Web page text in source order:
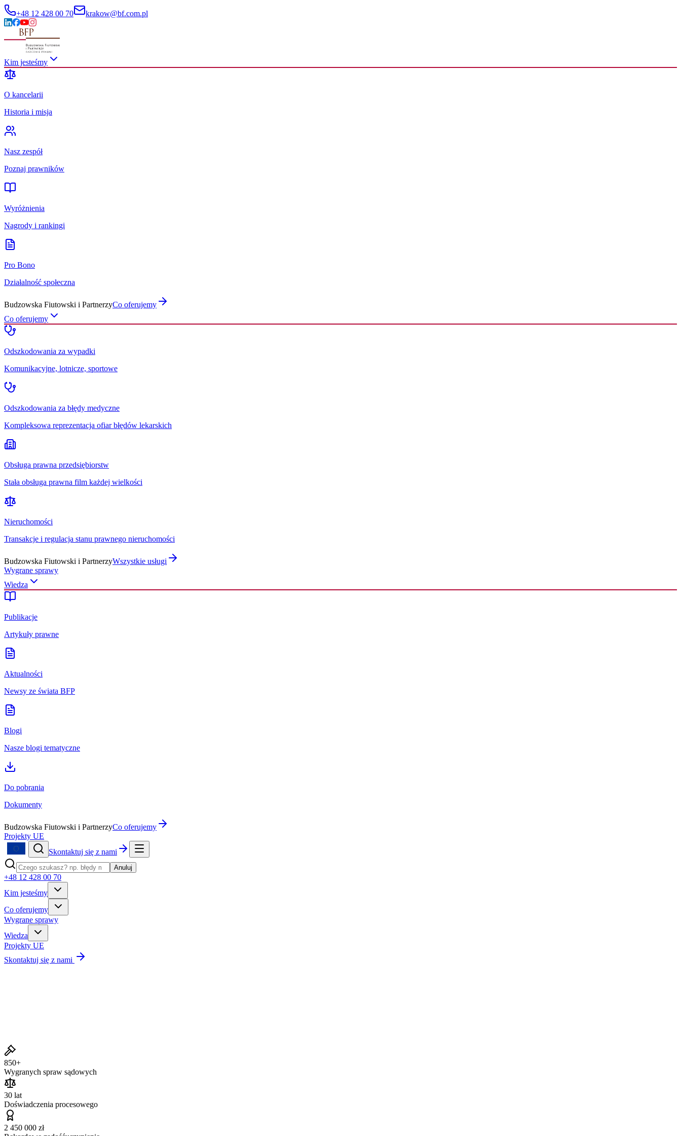
+48 12 428 00 70 krakow@bf.com.pl
Kim jesteśmy
O kancelarii
Historia i misja
Nasz zespół
Poznaj prawników
Wyróżnienia
Nagrody i rankingi
Pro Bono
Działalność społeczna
Budzowska Fiutowski i PartnerzyCo oferujemy
Co oferujemy
Odszkodowania za wypadki
Komunikacyjne, lotnicze, sportowe
Odszkodowania za błędy medyczne
Kompleksowa reprezentacja ofiar błędów lekarskich
Obsługa prawna przedsiębiorstw
Stała obsługa prawna film każdej wielkości
Nieruchomości
Transakcje i regulacja stanu prawnego nieruchomości
Budzowska Fiutowski i PartnerzyWszystkie usługi
Wygrane sprawy
Wiedza
Publikacje
Artykuły prawne
Aktualności
Newsy ze świata BFP
Blogi
Nasze blogi tematyczne
Do pobrania
Dokumenty
Budzowska Fiutowski i PartnerzyCo oferujemy
Projekty UE
Skontaktuj się z nami
Anuluj
+48 12 428 00 70
Kim jesteśmy
Co oferujemy
Wygrane sprawy
Wiedza
Projekty UE
Skontaktuj się z nami
850+
Wygranych spraw sądowych
30 lat
Doświadczenia procesowego
2 450 000 zł